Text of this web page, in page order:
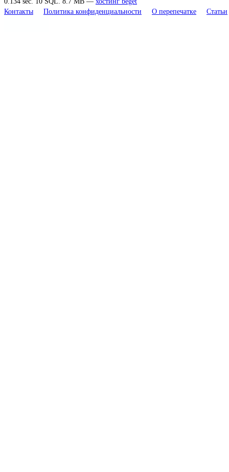
Контакты
Политика конфиденциальности О перепечатке Статьи